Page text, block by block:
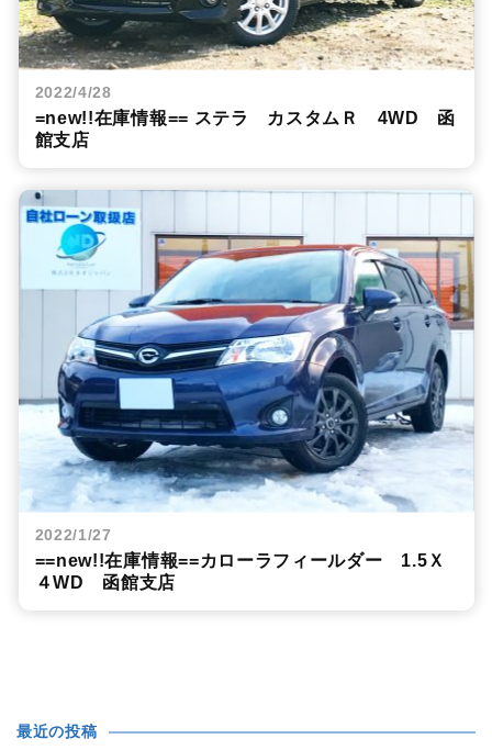
2022/4/28
=new!!在庫情報== ステラ カスタムＲ 4WD 函
館支店
2022/1/27
==new!!在庫情報==カローラフィールダー 1.5Ｘ
４WD 函館支店
最近の投稿